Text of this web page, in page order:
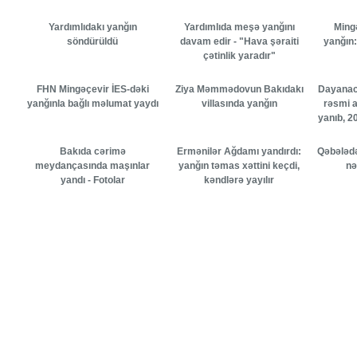
Yardımlıdakı yanğın
söndürüldü
Yardımlıda meşə yanğını
davam edir - "Hava şəraiti
çətinlik yaradır"
FHN Mingəçevir İES-dəki
yanğınla bağlı məlumat yaydı
Ziya Məmmədovun Bakıdakı
villasında yanğın
rəsmi
yanıb,
Bakıda cərimə
meydançasında maşınlar
yandı - Fotolar
Ermənilər Ağdamı yandırdı:
yanğın təmas xəttini keçdi,
kəndlərə yayılır